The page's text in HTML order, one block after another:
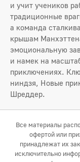
и учит учеников
традиционные
а команда
крышам
эмоциональную
и намек на
приключениях.
ниндзя, Новые
Шреддер.
Все материалы
офертой или
принадлежат их
исключительно